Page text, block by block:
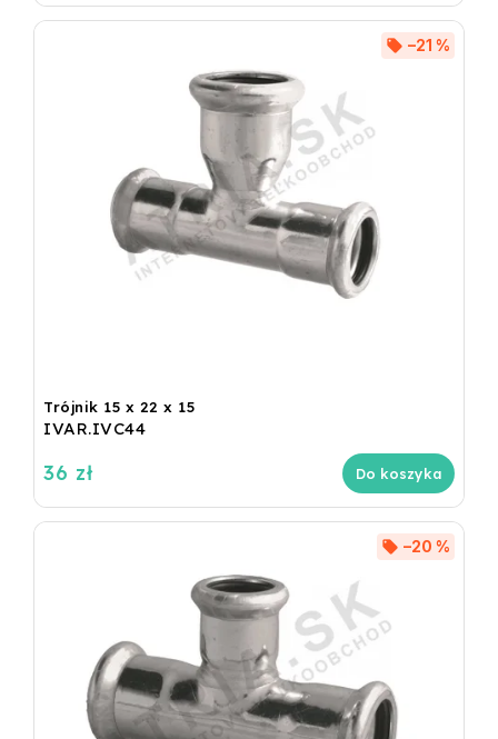
Trójnik 15 x 22 x 15
IVAR.IVC44
–21 %
36 zł Do koszyka
–20 %